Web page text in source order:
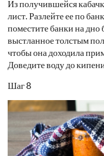
Из получившейся
лист. Разлейте ее по
поместите банки на
выстланное толстым
чтобы она доходила
Доведите воду до
Шаг 8